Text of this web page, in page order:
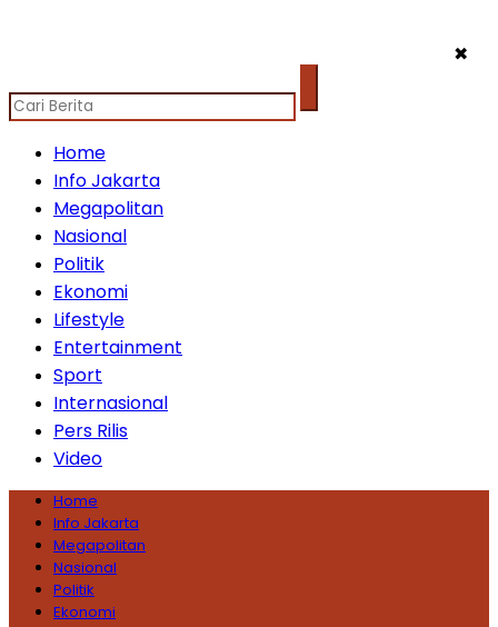
✖
Home
Info Jakarta
Megapolitan
Nasional
Politik
Ekonomi
Lifestyle
Entertainment
Sport
Internasional
Pers Rilis
Video
Home
Info Jakarta
Megapolitan
Nasional
Politik
Ekonomi